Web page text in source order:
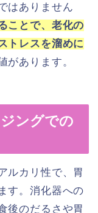
はありません
ことで、老化の
トレスを溜めに
があります。
ングでの
ルカリ性で、胃
す。消化器への
後のだるさや胃